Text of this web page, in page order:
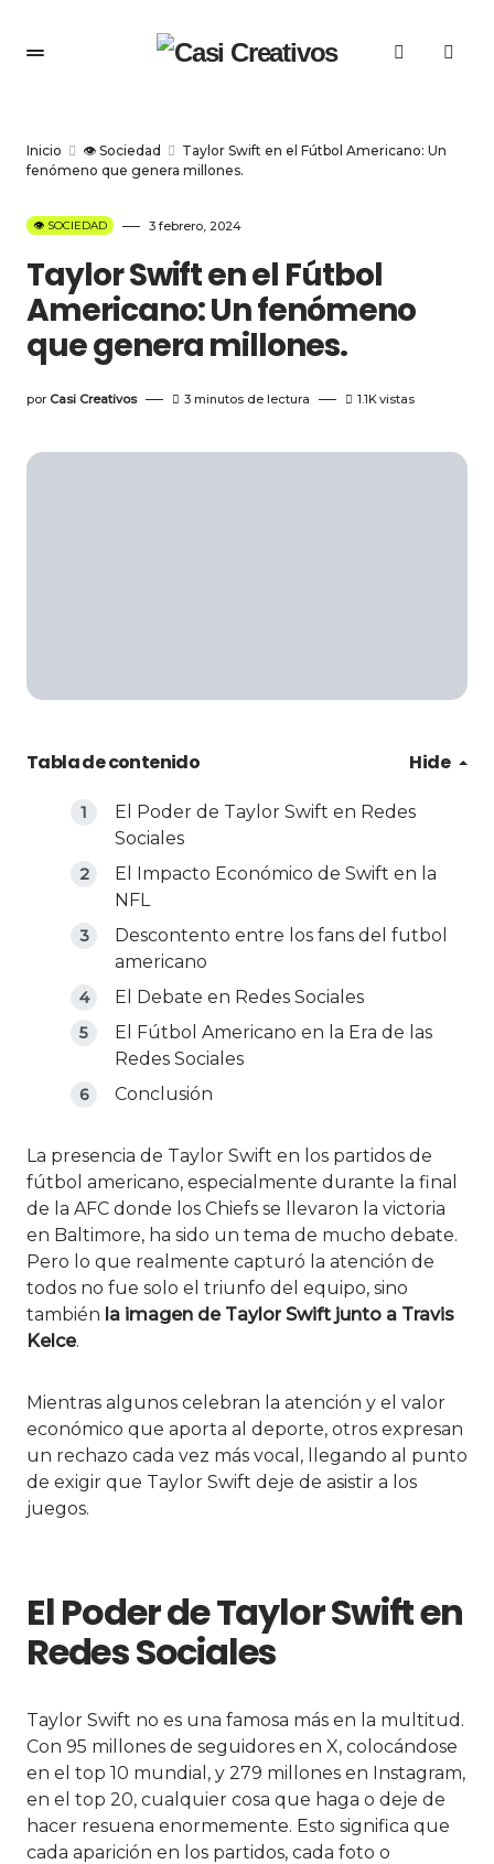
Inicio 👁️ Sociedad
Taylor Swift en el Fútbol Americano: Un
fenómeno que genera millones.
👁️ SOCIEDAD 3 febrero, 2024
Taylor Swift en el Fútbol
Americano: Un fenómeno
que genera millones.
por Casi Creativos 3 minutos de lectura 1.1Kvistas
Tabla de contenido Hide
El Poder de Taylor Swift en Redes
Sociales
El Impacto Económico de Swift en la
NFL
Descontento entre los fans del futbol
americano
El Debate en Redes Sociales
El Fútbol Americano en la Era de las
Redes Sociales
Conclusión
La presencia de Taylor Swift en los partidos de
fútbol americano, especialmente durante la final
de la AFC donde los Chiefs se llevaron la victoria
en Baltimore, ha sido un tema de mucho debate.
Pero lo que realmente capturó la atención de
todos no fue solo el triunfo del equipo, sino
también la imagen de Taylor Swift junto a Travis
Kelce.
Mientras algunos celebran la atención y el valor
económico que aporta al deporte, otros expresan
un rechazo cada vez más vocal, llegando al punto
de exigir que Taylor Swift deje de asistir a los
juegos.
El Poder de Taylor Swift en
Redes Sociales
Taylor Swift no es una famosa más en la multitud.
Con 95 millones de seguidores en X, colocándose
en el top 10 mundial, y 279 millones en Instagram,
en el top 20, cualquier cosa que haga o deje de
hacer resuena enormemente. Esto significa que
cada aparición en los partidos, cada foto o